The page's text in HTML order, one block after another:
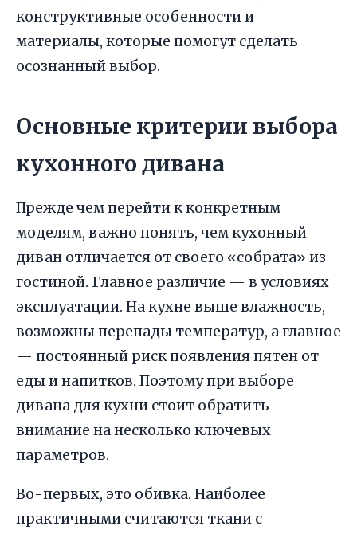
конструктивные особенности и
материалы, которые помогут сделать
осознанный выбор.
Основные критерии выбора
кухонного дивана
Прежде чем перейти к конкретным
моделям, важно понять, чем кухонный
диван отличается от своего «собрата» из
гостиной. Главное различие — в условиях
эксплуатации. На кухне выше влажность,
возможны перепады температур, а главное
— постоянный риск появления пятен от
еды и напитков. Поэтому при выборе
дивана для кухни стоит обратить
внимание на несколько ключевых
параметров.
Во-первых, это обивка. Наиболее
практичными считаются ткани с